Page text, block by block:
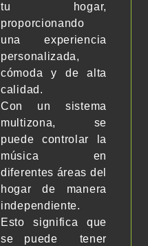
tu hogar,
proporcionando
una experiencia
personalizada,
cómoda y de alta
calidad.
Con un sistema
multizona, se
puede controlar la
música en
diferentes áreas del
hogar de manera
independiente.
Esto significa que
se puede tener